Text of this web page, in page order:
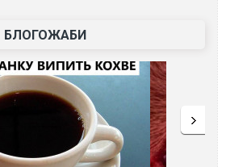
БЛОГОЖАБИ